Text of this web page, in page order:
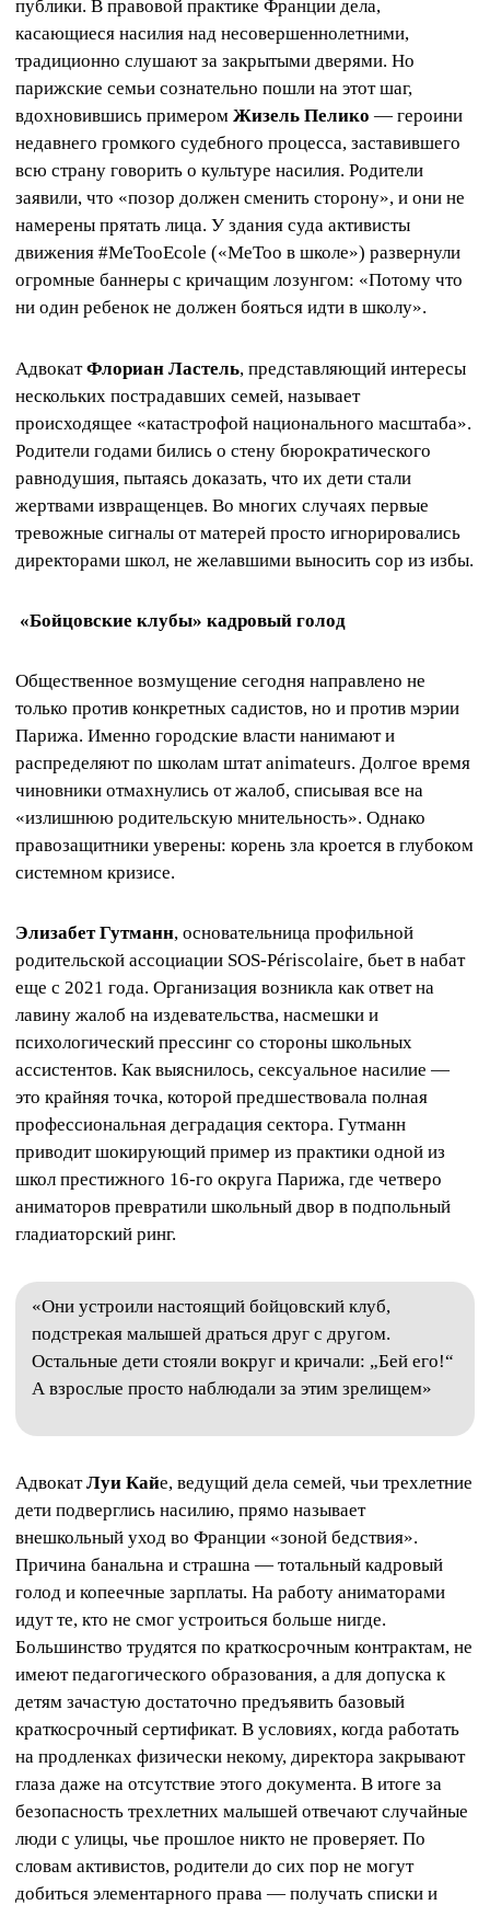
публики. В правовой практике Франции дела,
касающиеся насилия над несовершеннолетними,
традиционно слушают за закрытыми дверями. Но
парижские семьи сознательно пошли на этот шаг,
вдохновившись примером Жизель Пелико — героини
недавнего громкого судебного процесса, заставившего
всю страну говорить о культуре насилия. Родители
заявили, что «позор должен сменить сторону», и они не
намерены прятать лица. У здания суда активисты
движения #MeTooEcole («MeToo в школе») развернули
огромные баннеры с кричащим лозунгом: «Потому что
ни один ребенок не должен бояться идти в школу».
АдвокатФлориан Ластель, представляющий интересы
нескольких пострадавших семей, называет
происходящее «катастрофой национального масштаба».
Родители годами бились о стену бюрократического
равнодушия, пытаясь доказать, что их дети стали
жертвами извращенцев. Во многих случаях первые
тревожные сигналы от матерей просто игнорировались
директорами школ, не желавшими выносить сор из избы.
«Бойцовские клубы» кадровый голод
Общественное возмущение сегодня направлено не
только против конкретных садистов, но и против мэрии
Парижа. Именно городские власти нанимают и
распределяют по школам штат animateurs. Долгое время
чиновники отмахнулись от жалоб, списывая все на
«излишнюю родительскую мнительность». Однако
правозащитники уверены: корень зла кроется в глубоком
системном кризисе.
Элизабет Гутманн, основательница профильной
родительской ассоциации SOS-Périscolaire, бьет в набат
еще с 2021 года. Организация возникла как ответ на
лавину жалоб на издевательства, насмешки и
психологический прессинг со стороны школьных
ассистентов. Как выяснилось, сексуальное насилие —
это крайняя точка, которой предшествовала полная
профессиональная деградация сектора. Гутманн
приводит шокирующий пример из практики одной из
школ престижного 16-го округа Парижа, где четверо
аниматоров превратили школьный двор в подпольный
гладиаторский ринг.
«Они устроили настоящий бойцовский клуб,
подстрекая малышей драться друг с другом.
Остальные дети стояли вокруг и кричали: „Бей его!“
А взрослые просто наблюдали за этим зрелищем»
АдвокатЛуи Кайе, ведущий дела семей, чьи трехлетние
дети подверглись насилию, прямо называет
внешкольный уход во Франции «зоной бедствия».
Причина банальна и страшна — тотальный кадровый
голод и копеечные зарплаты. На работу аниматорами
идут те, кто не смог устроиться больше нигде.
Большинство трудятся по краткосрочным контрактам, не
имеют педагогического образования, а для допуска к
детям зачастую достаточно предъявить базовый
краткосрочный сертификат. В условиях, когда работать
на продленках физически некому, директора закрывают
глаза даже на отсутствие этого документа. В итоге за
безопасность трехлетних малышей отвечают случайные
люди с улицы, чье прошлое никто не проверяет. По
словам активистов, родители до сих пор не могут
добиться элементарного права — получать списки и